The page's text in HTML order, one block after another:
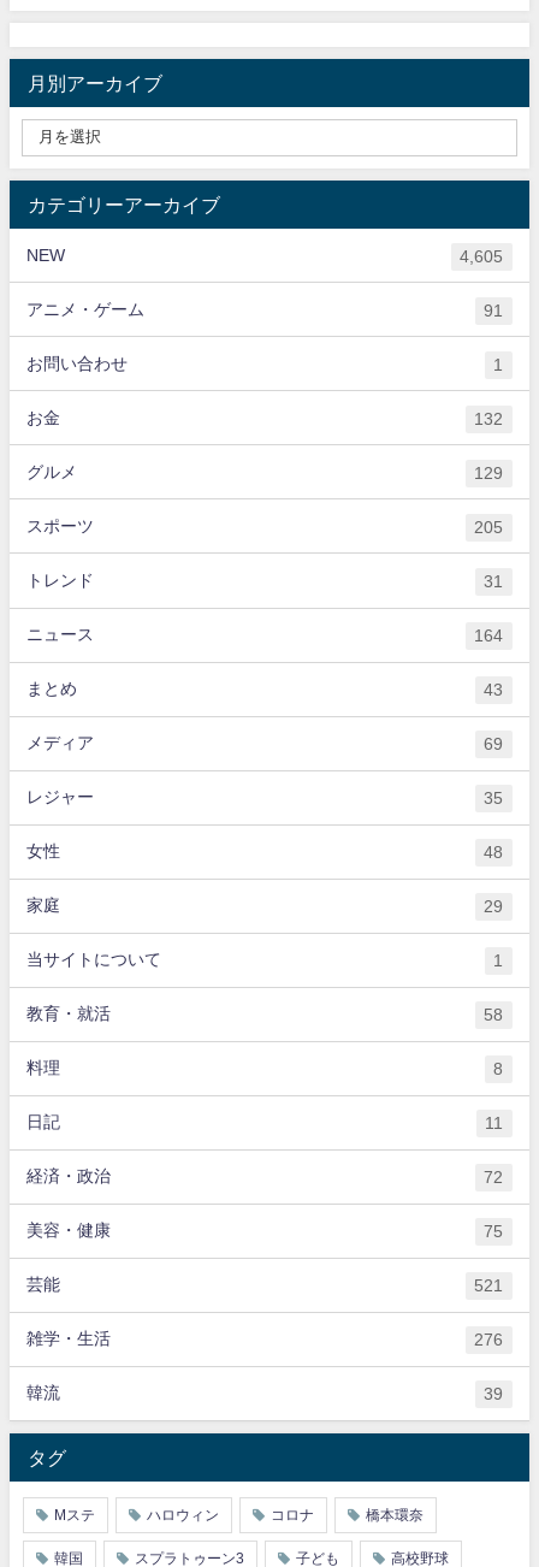
月別アーカイブ
カテゴリーアーカイブ
NEW 4,605
アニメ・ゲーム 91
お問い合わせ 1
お金 132
グルメ 129
スポーツ 205
トレンド 31
ニュース 164
まとめ 43
メディア 69
レジャー 35
女性 48
家庭 29
当サイトについて 1
教育・就活 58
料理 8
日記 11
経済・政治 72
美容・健康 75
芸能 521
雑学・生活 276
韓流 39
タグ
Mステ ハロウィン コロナ 橋本環奈
韓国 スプラトゥーン3 子ども 高校野球